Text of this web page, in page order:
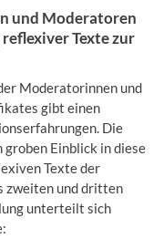
und Moderatoren
Texte zur
Moderatorinnen und
gibt einen
Die
groben Einblick in diese
Texte der
zweiten und dritten
unterteilt sich